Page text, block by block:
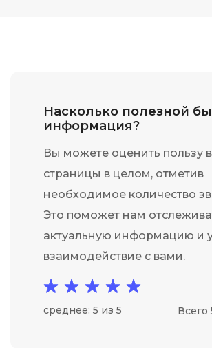
Насколько полезной
информация?
Вы можете оценить пользу
страницы в целом, отметив
необходимое количество
Это поможет нам
актуальную информацию и
взаимодействие с вами.
среднее: 5 из 5 Всего